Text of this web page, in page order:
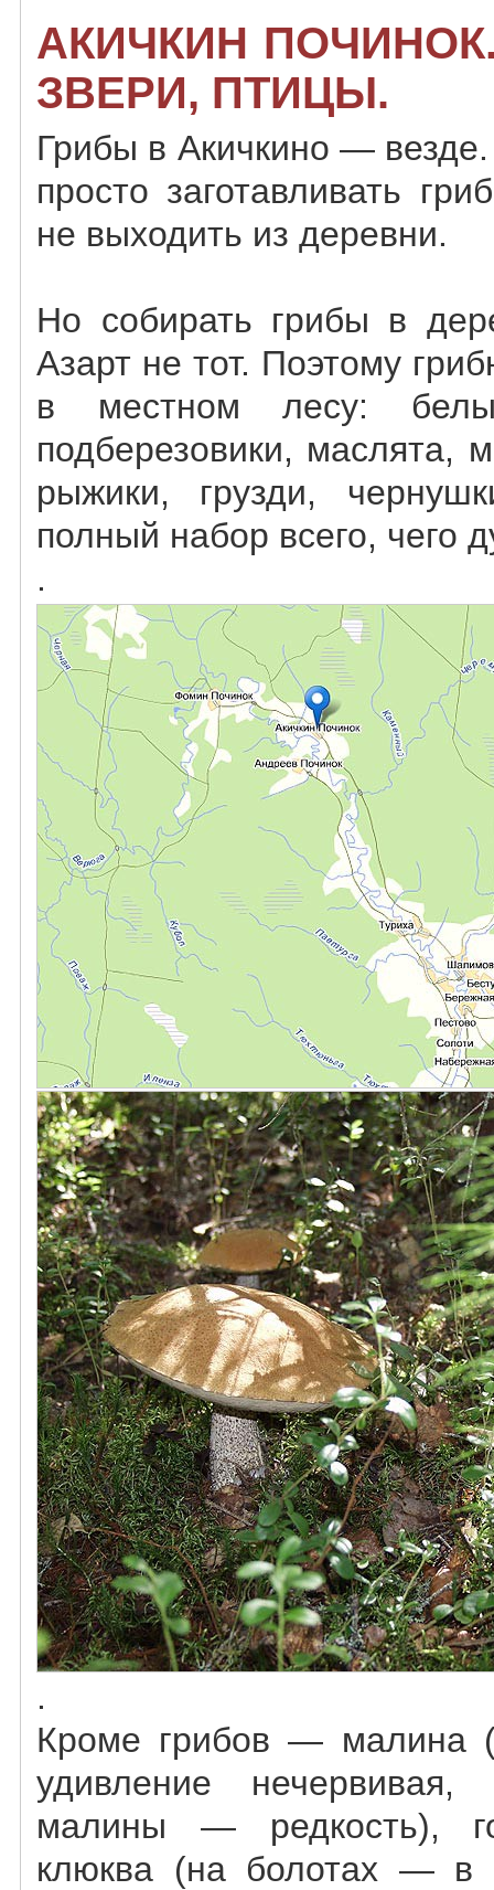
АКИЧКИН
ЗВЕРИ, ПТИЦЫ.
Грибы в Акичкино —
просто заготавливать
не выходить из деревни.
Но собирать грибы в
Азарт не тот. Поэтому
в местном лесу:
подберезовики, маслята,
рыжики, грузди,
полный набор всего, чего
.
.
Кроме грибов — малина
удивление
малины — редкость),
клюква (на болотах — в